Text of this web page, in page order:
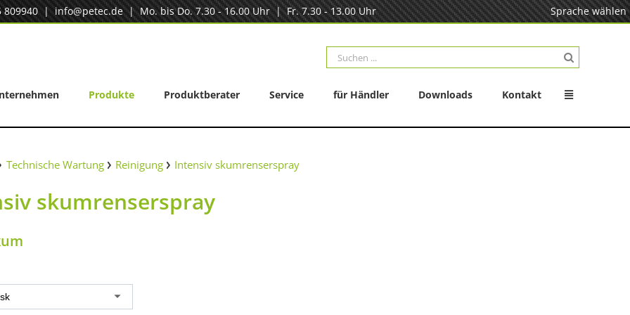
809940|info@petec.de| Mo. bis Do. 7.30 - 16.00 Uhr | Fr. 7.30 - 13.00 Uhr Sprache wählen
Suche
nach:
Produkte Produktberater Service für Händler Downloads Kontakt
Technische Wartung Reinigung Intensiv skumrenserspray
skumrenserspray